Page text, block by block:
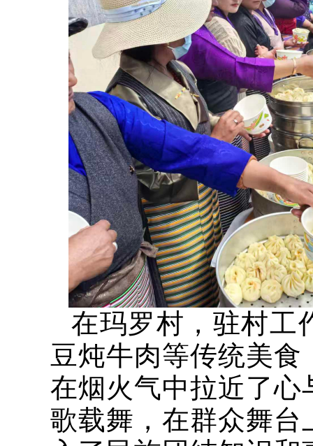
在玛罗村，驻村工
豆炖牛肉等传统美
在烟火气中拉近了
歌载舞，在群众舞